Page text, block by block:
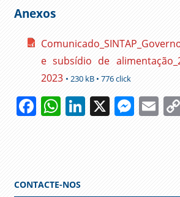
Anexos
e subsídio de
2023 • 230 kB • 776 click
Facebook
WhatsApp
LinkedIn
X
FESAP
CONTACTE-NOS